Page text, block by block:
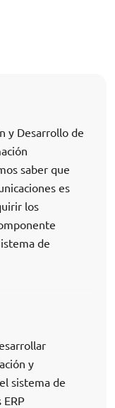
y Desarrollo de
saber que
es
los
de
y
sistema de